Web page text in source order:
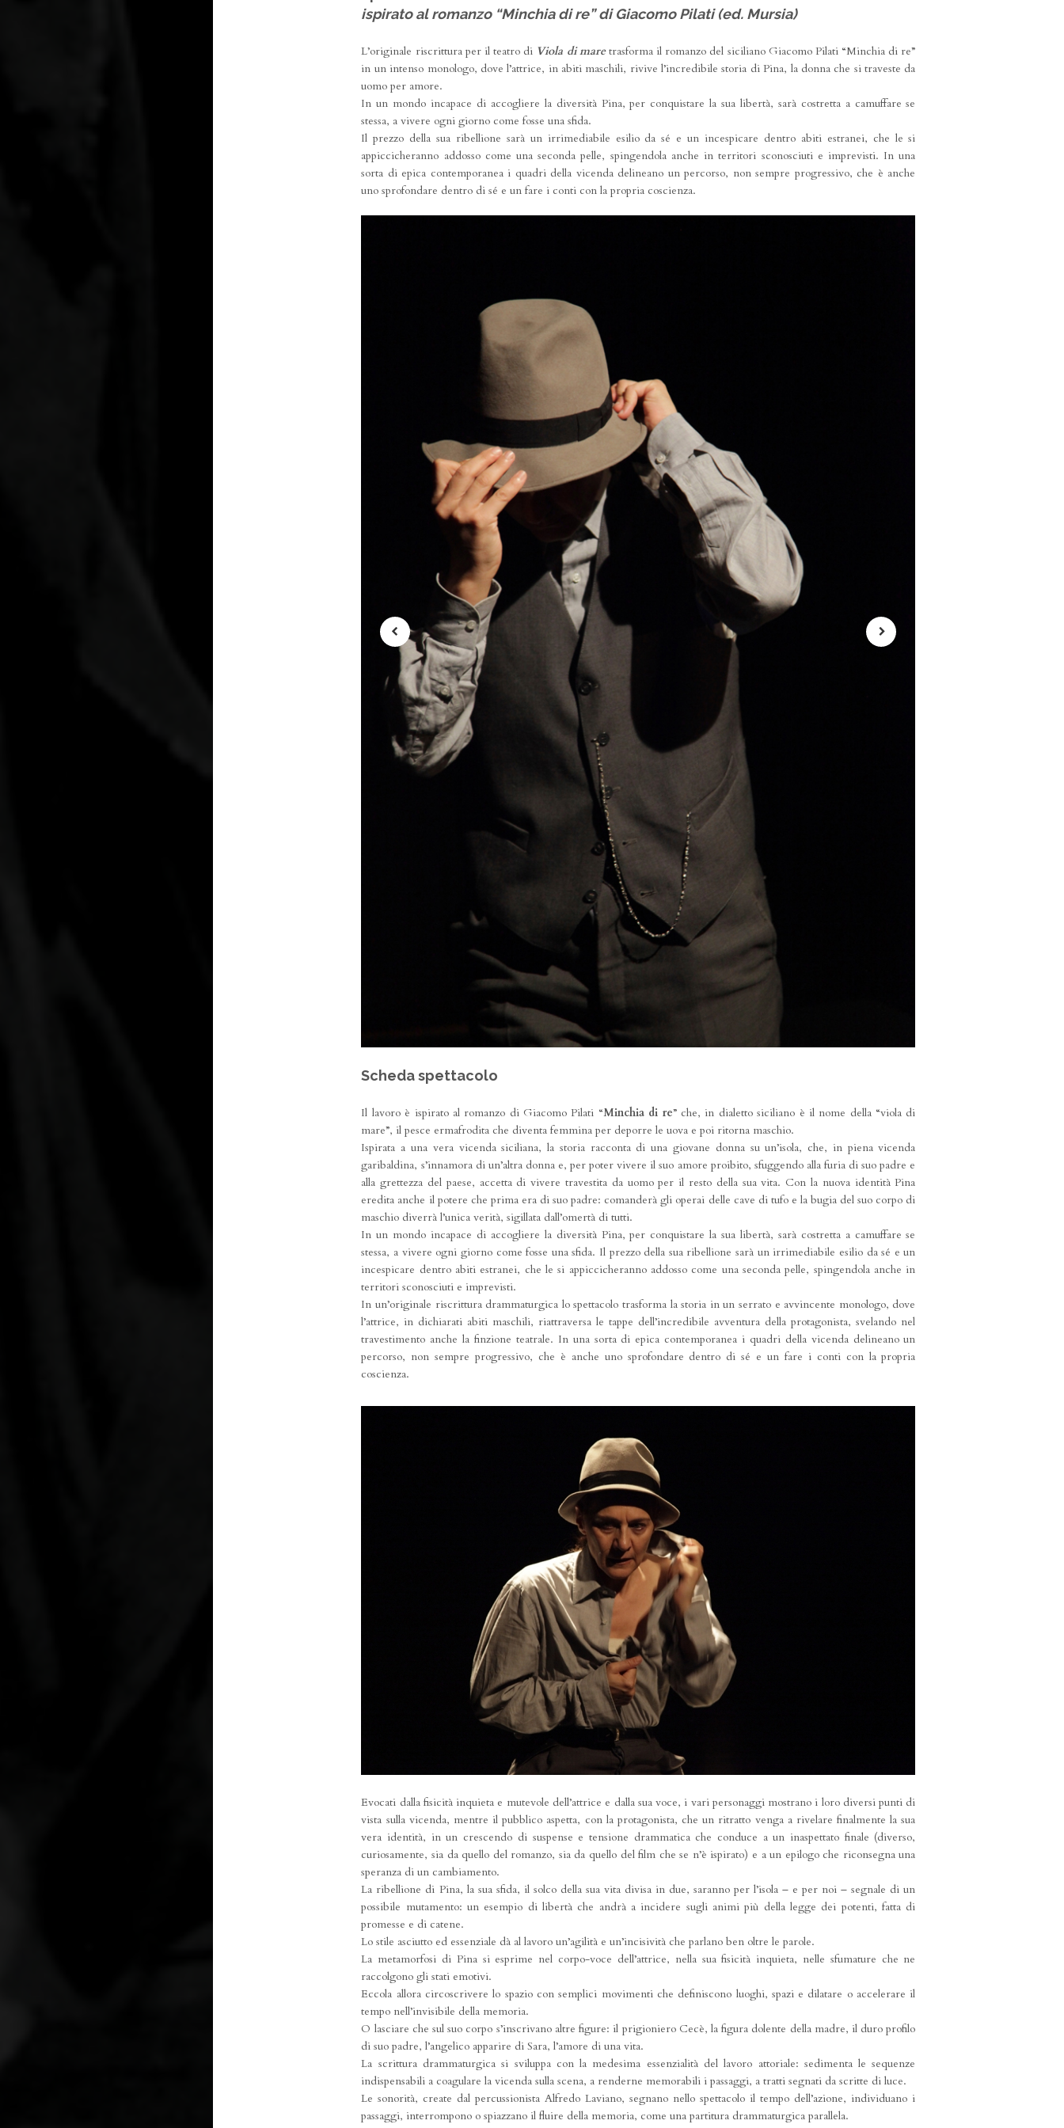
ispirato al romanzo “Minchia di re” di Giacomo Pilati (ed. Mursia)
L’originale riscrittura per il teatro di Viola di maretrasforma il romanzo del siciliano Giacomo Pilati “Minchia di re”
in un intenso monologo, dove l’attrice, in abiti maschili, rivive l’incredibile storia di Pina, la donna che si traveste da
uomo per amore.
In un mondo incapace di accogliere la diversità Pina, per conquistare la sua libertà, sarà costretta a camuffare se
stessa, a vivere ogni giorno come fosse una sfida.
Il prezzo della sua ribellione sarà un irrimediabile esilio da sé e un incespicare dentro abiti estranei, che le si
appiccicheranno addosso come una seconda pelle, spingendola anche in territori sconosciuti e imprevisti. In una
sorta di epica contemporanea i quadri della vicenda delineano un percorso, non sempre progressivo, che è anche
uno sprofondare dentro di sé e un fare i conti con la propria coscienza.
Scheda spettacolo
Il lavoro è ispirato al romanzo di Giacomo Pilati “Minchia di re” che, in dialetto siciliano è il nome della “viola di
mare”, il pesce ermafrodita che diventa femmina per deporre le uova e poi ritorna maschio.
Ispirata a una vera vicenda siciliana, la storia racconta di una giovane donna su un’isola, che, in piena vicenda
garibaldina, s’innamora di un’altra donna e, per poter vivere il suo amore proibito, sfuggendo alla furia di suo padre e
alla grettezza del paese, accetta di vivere travestita da uomo per il resto della sua vita. Con la nuova identità Pina
eredita anche il potere che prima era di suo padre: comanderà gli operai delle cave di tufo e la bugia del suo corpo di
maschio diverrà l’unica verità, sigillata dall’omertà di tutti.
In un mondo incapace di accogliere la diversità Pina, per conquistare la sua libertà, sarà costretta a camuffare se
stessa, a vivere ogni giorno come fosse una sfida. Il prezzo della sua ribellione sarà un irrimediabile esilio da sé e un
incespicare dentro abiti estranei, che le si appiccicheranno addosso come una seconda pelle, spingendola anche in
territori sconosciuti e imprevisti.
In un’originale riscrittura drammaturgica lo spettacolo trasforma la storia in un serrato e avvincente monologo, dove
l’attrice, in dichiarati abiti maschili, riattraversa le tappe dell’incredibile avventura della protagonista, svelando nel
travestimento anche la finzione teatrale. In una sorta di epica contemporanea i quadri della vicenda delineano un
percorso, non sempre progressivo, che è anche uno sprofondare dentro di sé e un fare i conti con la propria
coscienza.
Evocati dalla fisicità inquieta e mutevole dell’attrice e dalla sua voce, i vari personaggi mostrano i loro diversi punti di
vista sulla vicenda, mentre il pubblico aspetta, con la protagonista, che un ritratto venga a rivelare finalmente la sua
vera identità, in un crescendo di suspense e tensione drammatica che conduce a un inaspettato finale (diverso,
curiosamente, sia da quello del romanzo, sia da quello del film che se n’è ispirato) e a un epilogo che riconsegna una
speranza di un cambiamento.
La ribellione di Pina, la sua sfida, il solco della sua vita divisa in due, saranno per l’isola – e per noi – segnale di un
possibile mutamento: un esempio di libertà che andrà a incidere sugli animi più della legge dei potenti, fatta di
promesse e di catene.
Lo stile asciutto ed essenziale dà al lavoro un’agilità e un’incisività che parlano ben oltre le parole.
La metamorfosi di Pina si esprime nel corpo-voce dell’attrice, nella sua fisicità inquieta, nelle sfumature che ne
raccolgono gli stati emotivi.
Eccola allora circoscrivere lo spazio con semplici movimenti che definiscono luoghi, spazi e dilatare o accelerare il
tempo nell’invisibile della memoria.
O lasciare che sul suo corpo s’inscrivano altre figure: il prigioniero Cecè, la figura dolente della madre, il duro profilo
di suo padre, l’angelico apparire di Sara, l’amore di una vita.
La scrittura drammaturgica si sviluppa con la medesima essenzialità del lavoro attoriale: sedimenta le sequenze
indispensabili a coagulare la vicenda sulla scena, a renderne memorabili i passaggi, a tratti segnati da scritte di luce.
Le sonorità, create dal percussionista Alfredo Laviano, segnano nello spettacolo il tempo dell’azione, individuano i
passaggi, interrompono o spiazzano il fluire della memoria, come una partitura drammaturgica parallela.